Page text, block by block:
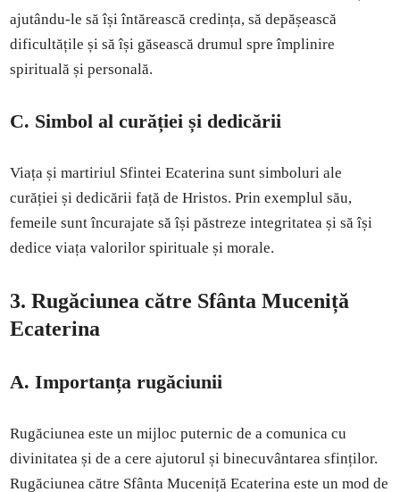
ajutându-le să își întărească credința, să depășească
dificultățile și să își găsească drumul spre împlinire
spirituală și personală.
C. Simbol al curăției și dedicării
Viața și martiriul Sfintei Ecaterina sunt simboluri ale
curăției și dedicării față de Hristos. Prin exemplul său,
femeile sunt încurajate să își păstreze integritatea și să își
dedice viața valorilor spirituale și morale.
3. Rugăciunea către Sfânta Muceniță
Ecaterina
A. Importanța rugăciunii
Rugăciunea este un mijloc puternic de a comunica cu
divinitatea și de a cere ajutorul și binecuvântarea sfinților.
Rugăciunea către Sfânta Muceniță Ecaterina este un mod de